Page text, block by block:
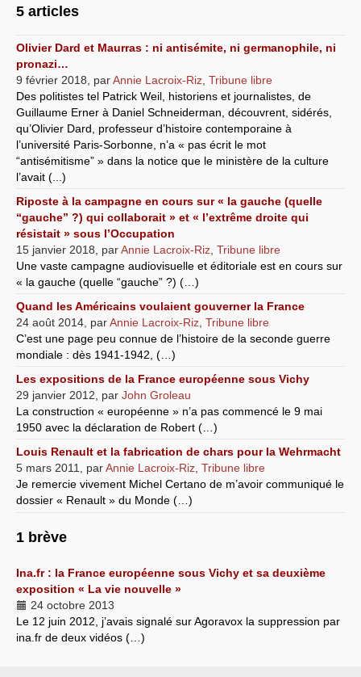
5 articles
Olivier Dard et Maurras : ni antisémite, ni germanophile, ni
pronazi…
9 février 2018
parAnnie Lacroix-Riz Tribune libre
Des politistes tel Patrick Weil, historiens et journalistes, de
Guillaume Erner à Daniel Schneiderman, découvrent, sidérés,
qu’Olivier Dard, professeur d’histoire contemporaine à
l’université Paris-Sorbonne, n’a « pas écrit le mot
“antisémitisme” » dans la notice que le ministère de la culture
l’avait (...)
Riposte à la campagne en cours sur « la gauche (quelle
“gauche” ?) qui collaborait » et « l’extrême droite qui
résistait » sous l’Occupation
15 janvier 2018
parAnnie Lacroix-Riz Tribune libre
Une vaste campagne audiovisuelle et éditoriale est en cours sur
« la gauche (quelle “gauche” ?) (…)
Quand les Américains voulaient gouverner la France
24 août 2014 parAnnie Lacroix-Riz Tribune libre
C’est une page peu connue de l’histoire de la seconde guerre
mondiale : dès 1941-1942, (…)
Les expositions de la France européenne sous Vichy
29 janvier 2012
par John Groleau
La construction « européenne » n’a pas commencé le 9 mai
1950 avec la déclaration de Robert (…)
Louis Renault et la fabrication de chars pour la Wehrmacht
5 mars 2011
parAnnie Lacroix-Riz Tribune libre
Je remercie vivement Michel Certano de m’avoir communiqué le
dossier « Renault » du Monde (…)
1 brève
Ina.fr : la France européenne sous Vichy et sa deuxième
exposition « La vie nouvelle »
24 octobre 2013
Le 12 juin 2012, j’avais signalé sur Agoravox la suppression par
ina.fr de deux vidéos (…)